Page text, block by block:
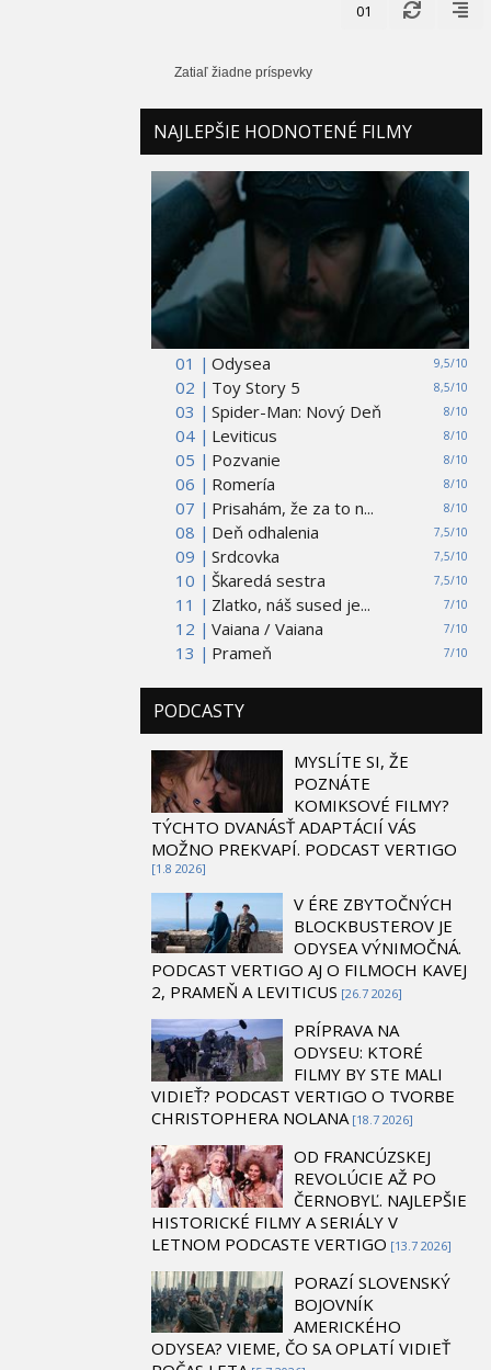
01
Zatiaľ žiadne príspevky
NAJLEPŠIE HODNOTENÉ FILMY
01 | 9,5/10
Odysea
02 |
8,5/10
Toy Story 5
03 |
8/10
Spider-Man: Nový Deň
04 |
8/10
Leviticus
05 |
8/10
Pozvanie
06 |
8/10
Romería
07 |
8/10
Prisahám, že za to n...
08 |
7,5/10
Deň odhalenia
09 |
7,5/10
Srdcovka
10 |
7,5/10
Škaredá sestra
11 |
7/10
Zlatko, náš sused je...
12 |
7/10
Vaiana / Vaiana
13 |
7/10
Prameň
PODCASTY
MYSLÍTE SI, ŽE
POZNÁTE
KOMIKSOVÉ FILMY?
TÝCHTO DVANÁSŤ ADAPTÁCIÍ VÁS
MOŽNO PREKVAPÍ. PODCAST VERTIGO
[1.8 2026]
V ÉRE ZBYTOČNÝCH
BLOCKBUSTEROV JE
ODYSEA VÝNIMOČNÁ.
PODCAST VERTIGO AJ O FILMOCH KAVEJ
2, PRAMEŇ A LEVITICUS [26.7 2026]
PRÍPRAVA NA
ODYSEU: KTORÉ
FILMY BY STE MALI
VIDIEŤ? PODCAST VERTIGO O TVORBE
CHRISTOPHERA NOLANA [18.7 2026]
OD FRANCÚZSKEJ
REVOLÚCIE AŽ PO
ČERNOBYĽ. NAJLEPŠIE
HISTORICKÉ FILMY A SERIÁLY V
LETNOM PODCASTE VERTIGO [13.7 2026]
PORAZÍ SLOVENSKÝ
BOJOVNÍK
AMERICKÉHO
ODYSEA? VIEME, ČO SA OPLATÍ VIDIEŤ